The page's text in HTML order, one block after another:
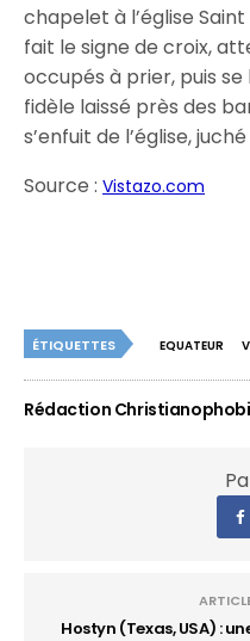
chapelet à l’église
fait le signe de croix,
occupés à prier, puis se
fidèle laissé près des
s’enfuit de l’église,
Source :Vistazo.com
ÉTIQUETTES EQUATEUR
Rédaction
Hostyn (Texas, USA) :